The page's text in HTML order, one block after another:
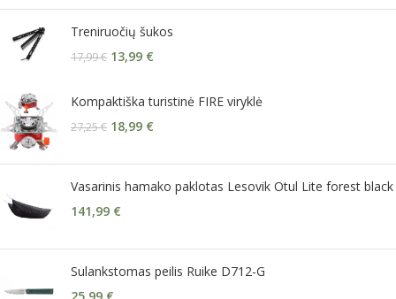
Treniruočių šukos
17,99€ 13,99 €
Kompaktiška turistinė FIRE viryklė
27,25€ 18,99 €
Vasarinis hamako paklotas Lesovik Otul Lite forest black
141,99 €
Sulankstomas peilis Ruike D712-G